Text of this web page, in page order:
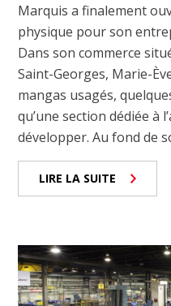
Marquis a finalement
physique pour son
Dans son commerce
Saint-Georges, Marie-
mangas usagés,
qu’une section dédiée à
développer. Au fond de
LIRE LA SUITE